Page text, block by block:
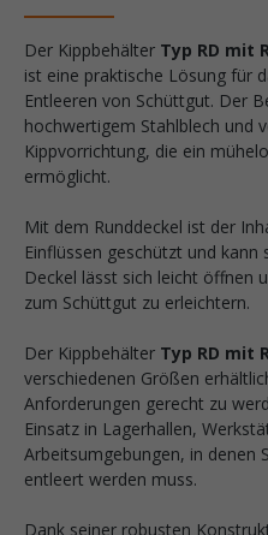
Der Kippbehälter Typ RD mit
ist eine praktische Lösung für
Entleeren von Schüttgut. Der
hochwertigem Stahlblech und
Kippvorrichtung, die ein
ermöglicht.
Mit dem Runddeckel ist der
Einflüssen geschützt und
Deckel lässt sich leicht öffnen
zum Schüttgut zu erleichtern.
Der Kippbehälter Typ RD mit
verschiedenen Größen
Anforderungen gerecht zu
Einsatz in Lagerhallen,
Arbeitsumgebungen, in denen
entleert werden muss.
Dank seiner robusten